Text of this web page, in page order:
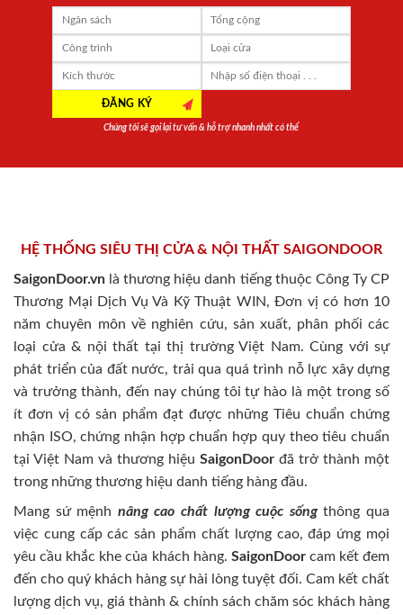
Chúng tôi sẽ gọi lại tư vấn & hỗ trợ nhanh nhất có thể
HỆ THỐNG SIÊU THỊ CỬA & NỘI THẤT SAIGONDOOR
SaigonDoor.vn là thương hiệu danh tiếng thuộc Công Ty CP
Thương Mại Dịch Vụ Và Kỹ Thuật WIN, Đơn vị có hơn 10
năm chuyên môn về nghiên cứu, sản xuất, phân phối các
loại cửa & nội thất tại thị trường Việt Nam. Cùng với sự
phát triển của đất nước, trải qua quá trình nỗ lực xây dựng
và trưởng thành, đến nay chúng tôi tự hào là một trong số
ít đơn vị có sản phẩm đạt được những Tiêu chuẩn chứng
nhận ISO, chứng nhận hợp chuẩn hợp quy theo tiêu chuẩn
tại Việt Nam và thương hiệu SaigonDoor đã trở thành một
trong những thương hiệu danh tiếng hàng đầu.
Mang sứ mệnh nâng cao chất lượng cuộc sốngthông qua
việc cung cấp các sản phẩm chất lượng cao, đáp ứng mọi
yêu cầu khắc khe của khách hàng. SaigonDoorcam kết đem
đến cho quý khách hàng sự hài lòng tuyệt đối. Cam kết chất
lượng dịch vụ, giá thành & chính sách chăm sóc khách hàng